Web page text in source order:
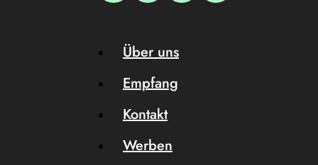
Über uns
Empfang
Kontakt
Werben